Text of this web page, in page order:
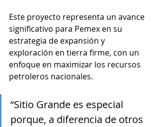
Este proyecto representa un avance
significativo para Pemex en su
estrategia de expansión y
exploración en tierra firme, con un
enfoque en maximizar los recursos
petroleros nacionales.
“Sitio Grande es especial
porque, a diferencia de otros